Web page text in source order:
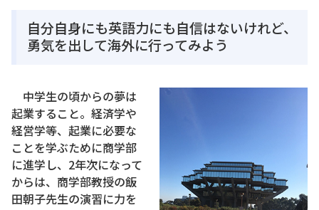
自分自身にも英語力にも自信はないけれど、
勇気を出して海外に行ってみよう
中学生の頃からの夢は
起業すること。経済学や
経営学等、起業に必要な
ことを学ぶために商学部
に進学し、2年次になって
からは、商学部教授の飯
田朝子先生の演習に力を